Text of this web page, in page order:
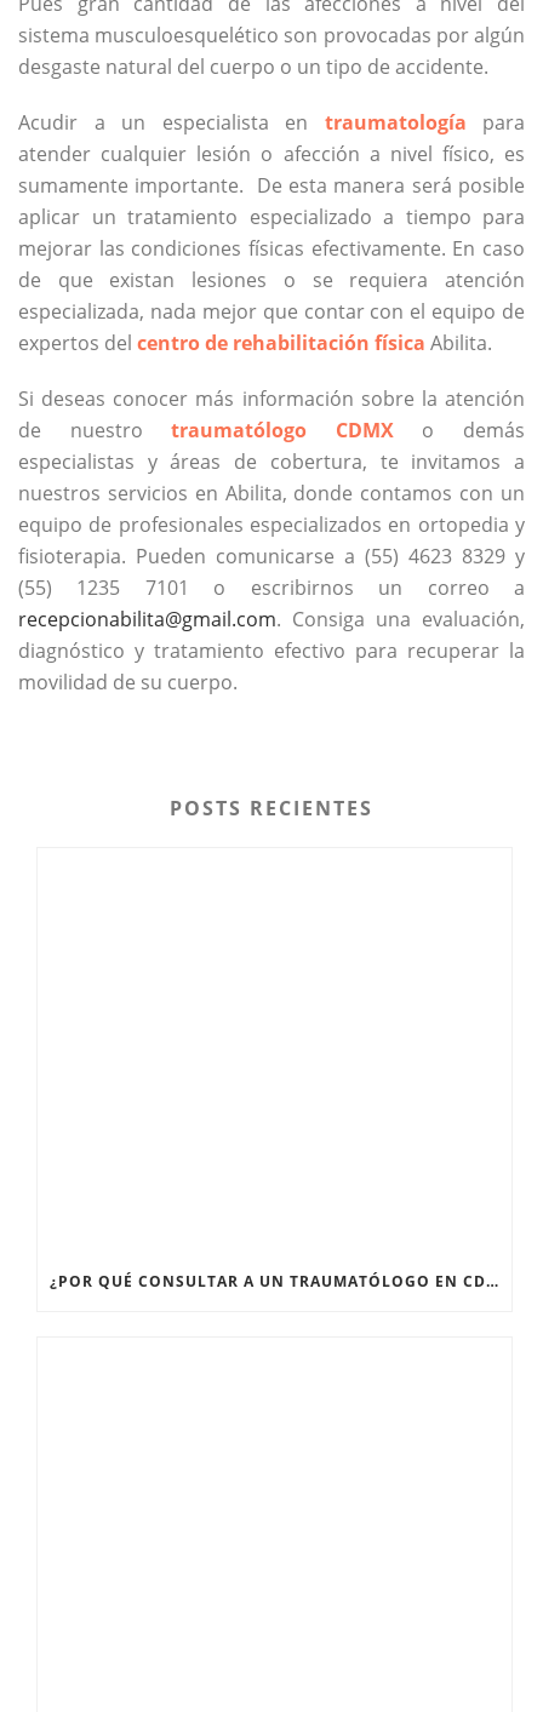
sistema musculoesquelético son provocadas por algún
desgaste natural del cuerpo o un tipo de accidente.
Acudir a un especialista en traumatología para
atender cualquier lesión o afección a nivel físico, es
sumamente importante. De esta manera será posible
aplicar un tratamiento especializado a tiempo para
mejorar las condiciones físicas efectivamente. En caso
de que existan lesiones o se requiera atención
especializada, nada mejor que contar con el equipo de
expertos del centro de rehabilitación física Abilita.
Si deseas conocer más información sobre la atención
de nuestrotraumatólogo CDMXo demás
especialistas y áreas de cobertura, te invitamos a
nuestros servicios en Abilita, donde contamos con un
equipo de profesionales especializados en ortopedia y
fisioterapia. Pueden comunicarse a (55) 4623 8329 y
(55) 1235 7101 o escribirnos un correo a
recepcionabilita@gmail.com. Consiga una evaluación,
diagnóstico y tratamiento efectivo para recuperar la
movilidad de su cuerpo.
POSTS RECIENTES
¿POR QUÉ CONSULTAR A UN TRAUMATÓLOGO EN CDMX CUANDO TENGO DOLOR ARTICULAR PERSISTENTE?